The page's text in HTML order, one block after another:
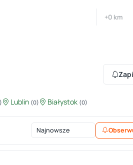
Lublin (0) Białystok (0)